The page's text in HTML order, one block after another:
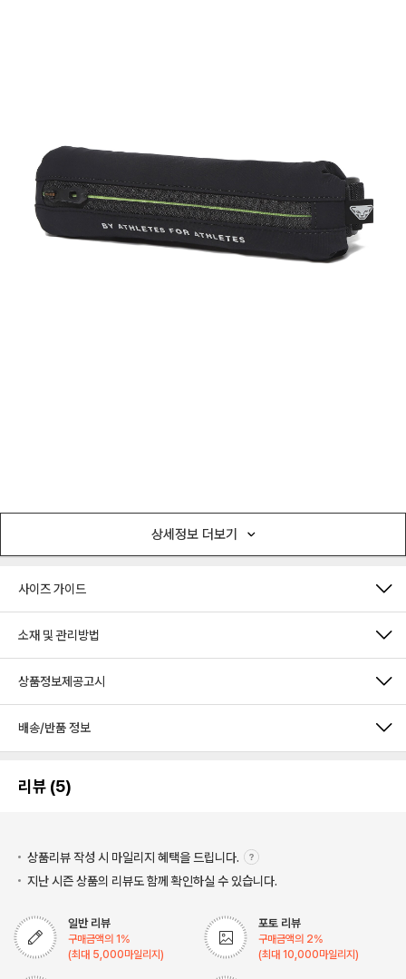
상세정보 더보기
사이즈 가이드
소재 및 관리방법
상품정보제공고시
배송/반품 정보
리뷰 (5)
상품리뷰 작성 시 마일리지 혜택을 드립니다.
지난 시즌 상품의 리뷰도 함께 확인하실 수 있습니다.
일반 리뷰
구매금액의 1 %
(최대 5,000마일리지)
포토 리뷰
구매금액의 2%
(최대 10,000마일리지)